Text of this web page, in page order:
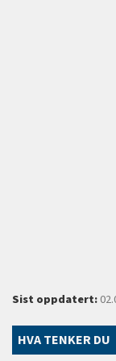
Sist oppdatert:
HVA TENKER DU